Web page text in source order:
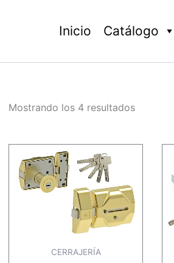
Inicio Catálogo
Mostrando los 4 resultados
CERRAJERÍA